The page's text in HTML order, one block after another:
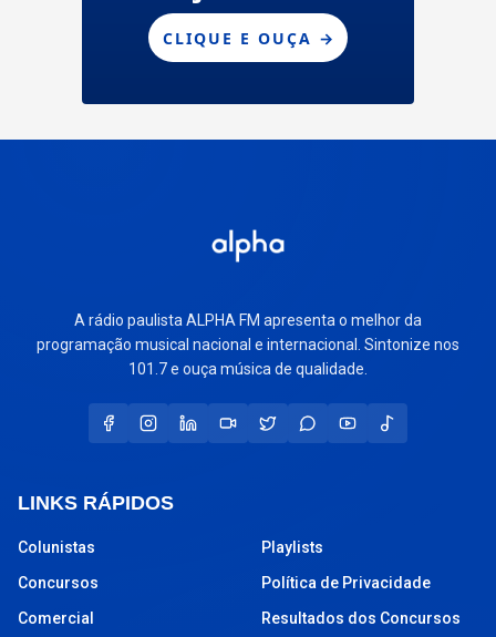
A rádio paulista ALPHA FM apresenta o melhor da
programação musical nacional e internacional. Sintonize nos
101.7 e ouça música de qualidade.
LINKS RÁPIDOS
Colunistas
Concursos
Comercial
Playlists
Política de Privacidade
Resultados dos Concursos